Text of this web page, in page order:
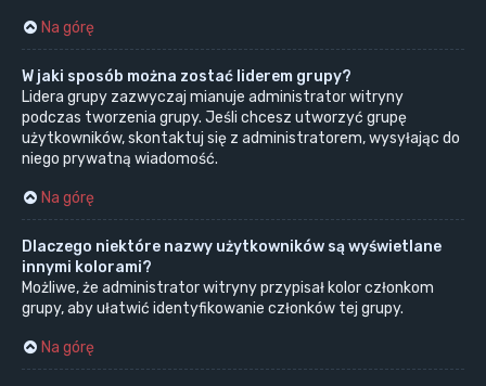
Na górę
W jaki sposób można zostać liderem grupy?
Lidera grupy zazwyczaj mianuje administrator witryny
podczas tworzenia grupy. Jeśli chcesz utworzyć grupę
użytkowników, skontaktuj się z administratorem, wysyłając do
niego prywatną wiadomość.
Na górę
Dlaczego niektóre nazwy użytkowników są wyświetlane
innymi kolorami?
Możliwe, że administrator witryny przypisał kolor członkom
grupy, aby ułatwić identyfikowanie członków tej grupy.
Na górę